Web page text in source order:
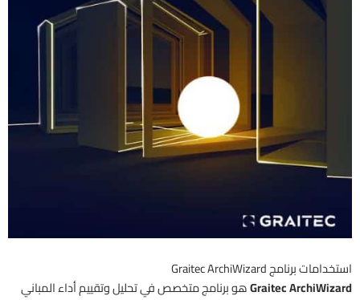
استخدامات برنامج Graitec ArchiWizard
Graitec ArchiWizardهو برنامج متخصص في تحليل وتقييم أداء المباني